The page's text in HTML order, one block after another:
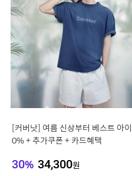
[커버낫] 여름 신상부터 베스트 아이템
0% + 추가쿠폰 + 카드혜택
30% 34,300원